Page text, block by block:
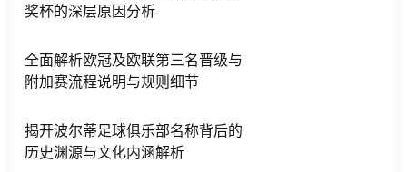
奖杯的深层原因分析
全面解析欧冠及欧联第三名晋级与
附加赛流程说明与规则细节
揭开波尔蒂足球俱乐部名称背后的
历史渊源与文化内涵解析